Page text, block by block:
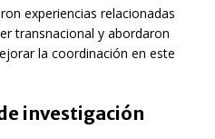
experiencias relacionadas
transnacional y abordaron
la coordinación en este
investigación